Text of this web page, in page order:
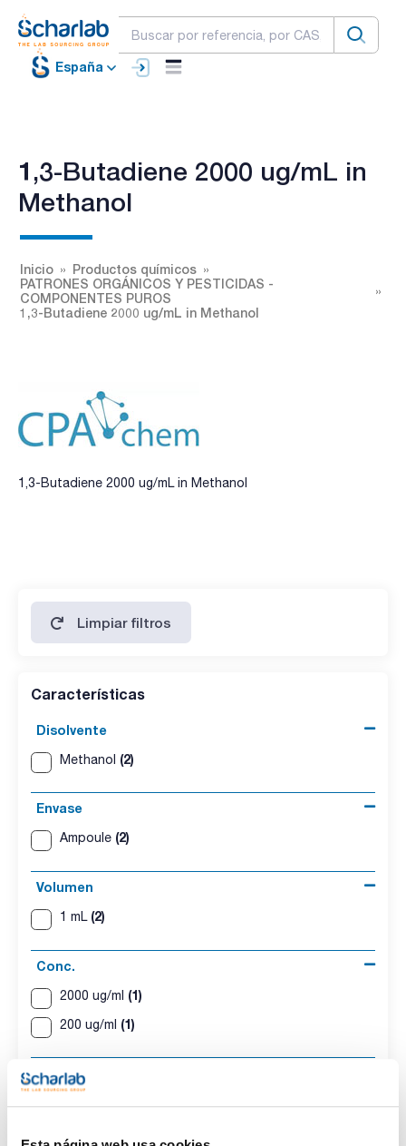
España
1,3-Butadiene 2000 ug/mL in
Methanol
Inicio
Productos químicos
PATRONES ORGÁNICOS Y PESTICIDAS -
COMPONENTES PUROS
1,3-Butadiene 2000 ug/mL in Methanol
1,3-Butadiene 2000 ug/mL in Methanol
Limpiar filtros
Características
Disolvente
Methanol (2)
Envase
Ampoule (2)
Volumen
1 mL (2)
Conc.
2000 ug/ml (1)
200 ug/ml (1)
CAS
[106-99-0](2)